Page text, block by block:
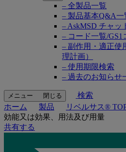
– 全製品一覧
– 製品基本Q&A一
– AskMSD チャッ
– コード一覧/GS1
– 副作用・適正使
理計画）
– 使用期限検索
– 過去のお知らせ
メニュー 閉じる
検索
ホーム
製品 リベルサス®
効能又は効果、用法及び用量
共有する